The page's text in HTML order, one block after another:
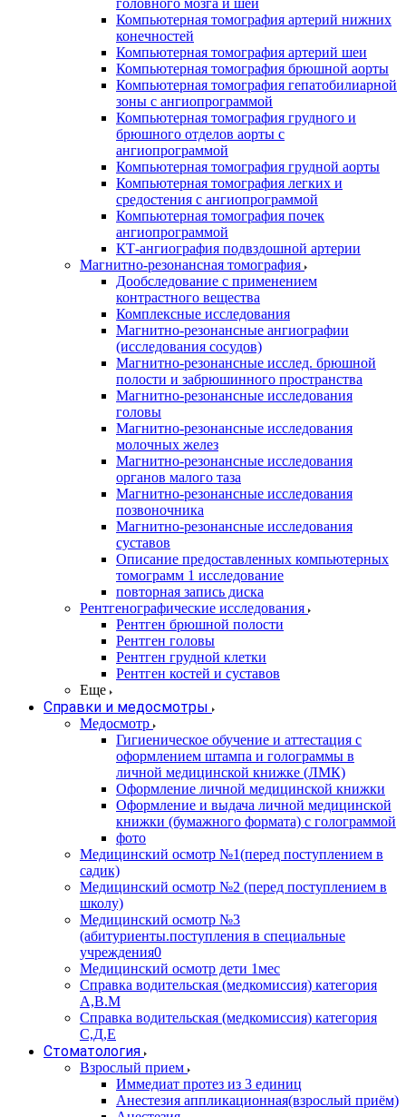
головного мозга и шеи
Компьютерная томография артерий нижних
конечностей
Компьютерная томография артерий шеи
Компьютерная томография брюшной аорты
Компьютерная томография гепатобилиарной
зоны с ангиопрограммой
Компьютерная томография грудного и
брюшного отделов аорты с
ангиопрограммой
Компьютерная томография грудной аорты
Компьютерная томография легких и
средостения с ангиопрограммой
Компьютерная томография почек
ангиопрограммой
КТ-ангиография подвздошной артерии
Магнитно-резонансная томография
Дообследование с применением
контрастного вещества
Комплексные исследования
Магнитно-резонансные ангиографии
(исследования сосудов)
Магнитно-резонансные исслед. брюшной
полости и забрюшинного пространства
Магнитно-резонансные исследования
головы
Магнитно-резонансные исследования
молочных желез
Магнитно-резонансные исследования
органов малого таза
Магнитно-резонансные исследования
позвоночника
Магнитно-резонансные исследования
суставов
Описание предоставленных компьютерных
томограмм 1 исследование
повторная запись диска
Рентгенографические исследования
Рентген брюшной полости
Рентген головы
Рентген грудной клетки
Рентген костей и суставов
Еще
Справки и медосмотры
Медосмотр
Гигиеническое обучение и аттестация с
оформлением штампа и голограммы в
личной медицинской книжке (ЛМК)
Оформление личной медицинской книжки
Оформление и выдача личной медицинской
книжки (бумажного формата) с голограммой
фото
Медицинский осмотр №1(перед поступлением в
садик)
Медицинский осмотр №2 (перед поступлением в
школу)
Медицинский осмотр №3
(абитуриенты.поступления в специальные
учреждения0
Медицинский осмотр дети 1мес
Справка водительская (медкомиссия) категория
А,В.М
Справка водительская (медкомиссия) категория
С,Д,Е
Стоматология
Взрослый прием
Иммедиат протез из 3 единиц
Анестезия аппликационная(взрослый приём)